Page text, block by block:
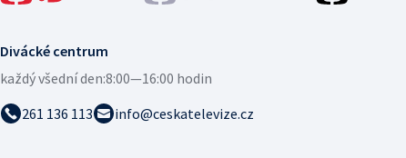
Divácké centrum
každý všední den:8:00—16:00 hodin
261 136 113
info@ceskatelevize.cz